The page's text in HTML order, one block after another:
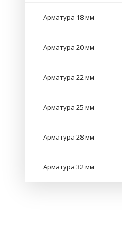
Арматура 18 мм
Арматура 20 мм
Арматура 22 мм
Арматура 25 мм
Арматура 28 мм
Арматура 32 мм